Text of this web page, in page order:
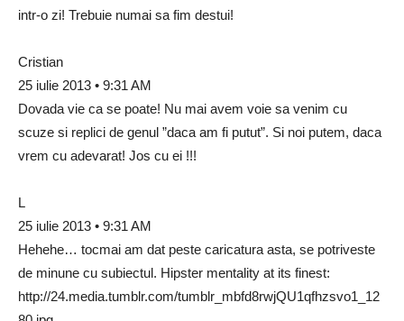
intr-o zi! Trebuie numai sa fim destui!
Cristian
25 iulie 2013 • 9:31 AM
Dovada vie ca se poate! Nu mai avem voie sa venim cu
scuze si replici de genul ”daca am fi putut”. Si noi putem, daca
vrem cu adevarat! Jos cu ei !!!
L
25 iulie 2013 • 9:31 AM
Hehehe… tocmai am dat peste caricatura asta, se potriveste
de minune cu subiectul. Hipster mentality at its finest:
http://24.media.tumblr.com/tumblr_mbfd8rwjQU1qfhzsvo1_12